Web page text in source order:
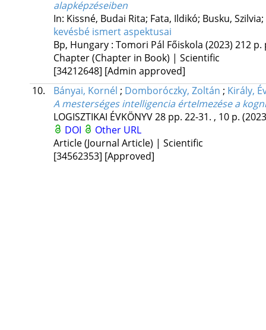
alapképzéseiben
In: Kissné, Budai Rita; Fata, Ildikó; Busku,
kevésbé ismert aspektusai
Bp, Hungary : Tomori Pál Főiskola (2023) 212 p.
Chapter (Chapter in Book) | Scientific
[34212648] [Admin approved]
10.
Bányai, Kornél ; Domboróczky, Zoltán ; Király,
A mesterséges intelligencia értelmezése a
LOGISZTIKAI ÉVKÖNYV28 pp. 22-31. , 10 p.
DOI
Other URL
Article (Journal Article) | Scientific
[34562353] [Approved]